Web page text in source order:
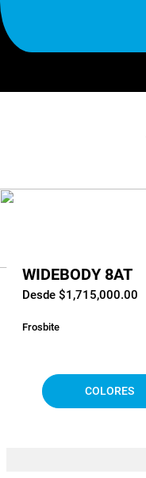
WIDEBODY 8AT
Desde $1,715,000.00
Frosbite
COLORES